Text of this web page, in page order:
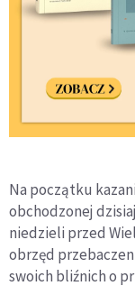
Na początku
obchodzonej
niedzieli przed
obrzęd
swoich bliźnich o